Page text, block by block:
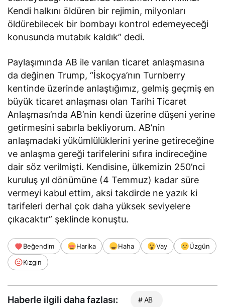
Kendi halkını öldüren bir rejimin, milyonları
öldürebilecek bir bombayı kontrol edemeyeceği
konusunda mutabık kaldık” dedi.
Paylaşımında AB ile varılan ticaret anlaşmasına
da değinen Trump, “İskoçya’nın Turnberry
kentinde üzerinde anlaştığımız, gelmiş geçmiş en
büyük ticaret anlaşması olan Tarihi Ticaret
Anlaşması’nda AB’nin kendi üzerine düşeni yerine
getirmesini sabırla bekliyorum. AB’nin
anlaşmadaki yükümlülüklerini yerine getireceğine
ve anlaşma gereği tarifelerini sıfıra indireceğine
dair söz verilmişti. Kendisine, ülkemizin 250’nci
kuruluş yıl dönümüne (4 Temmuz) kadar süre
vermeyi kabul ettim, aksi takdirde ne yazık ki
tarifeleri derhal çok daha yüksek seviyelere
çıkacaktır” şeklinde konuştu.
Beğendim Harika Haha Vay
Üzgün
Kızgın
Haberle ilgili daha fazlası: # AB